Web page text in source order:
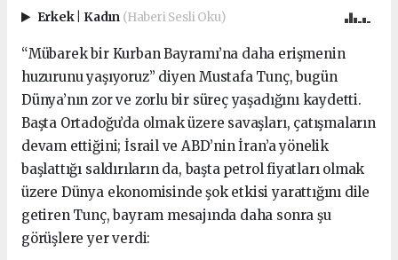
Erkek Kadın (Haberi Sesli Oku)
“Mübarek bir Kurban Bayramı’na daha erişmenin
huzurunu yaşıyoruz” diyen Mustafa Tunç, bugün
Dünya’nın zor ve zorlu bir süreç yaşadığını kaydetti.
Başta Ortadoğu’da olmak üzere savaşları, çatışmaların
devam ettiğini; İsrail ve ABD’nin İran’a yönelik
başlattığı saldırıların da, başta petrol fiyatları olmak
üzere Dünya ekonomisinde şok etkisi yarattığını dile
getiren Tunç, bayram mesajında daha sonra şu
görüşlere yer verdi: